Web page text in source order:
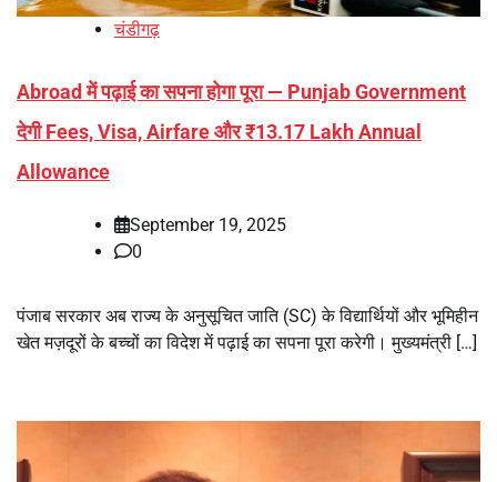
चंडीगढ़
Abroad में पढ़ाई का सपना होगा पूरा — Punjab Government
देगी Fees, Visa, Airfare और ₹13.17 Lakh Annual
Allowance
September 19, 2025
0
पंजाब सरकार अब राज्य के अनुसूचित जाति (SC) के विद्यार्थियों और भूमिहीन
खेत मज़दूरों के बच्चों का विदेश में पढ़ाई का सपना पूरा करेगी। मुख्यमंत्री […]